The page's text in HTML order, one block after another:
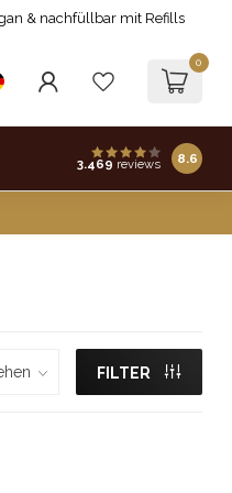
& nachfüllbar mit Refills
0
3.469 reviews 8.6
FILTER